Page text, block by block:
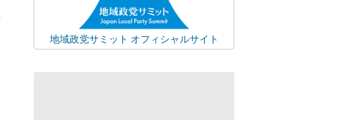
地域政党サミット オフィシャルサイト